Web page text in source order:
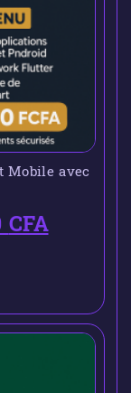
Mobile avec
CFA